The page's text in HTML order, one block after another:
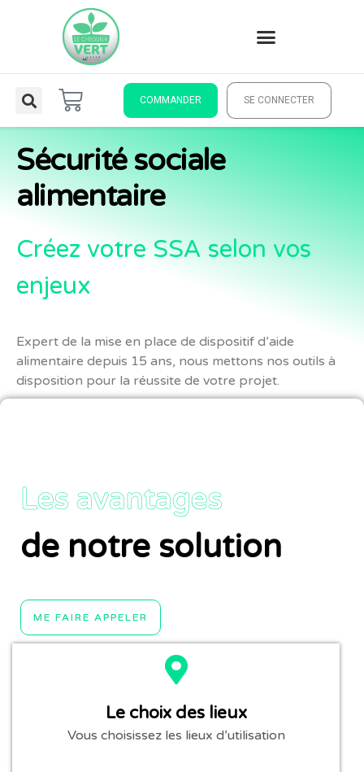
COMMANDER SE CONNECTER
Sécurité sociale
alimentaire
Créez votre SSA selon vos
enjeux
Expert de la mise en place de dispositif d’aide
alimentaire depuis 15 ans, nous mettons nos outils à
disposition pour la réussite de votre projet.
Les avantages
de notre solution
ME FAIRE APPELER
Le choix des lieux
Vous choisissez les lieux d’utilisation